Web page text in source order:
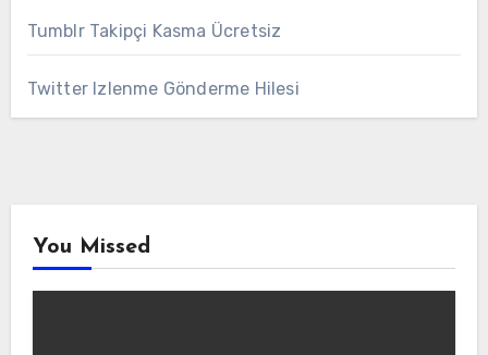
Tumblr Takipçi Kasma Ücretsiz
Twitter Izlenme Gönderme Hilesi
You Missed